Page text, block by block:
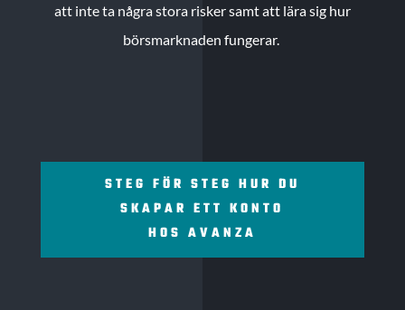
att inte ta några stora risker samt att lära sig hur
börsmarknaden fungerar.
STEG FÖR STEG HUR DU
SKAPAR ETT KONTO
HOS AVANZA